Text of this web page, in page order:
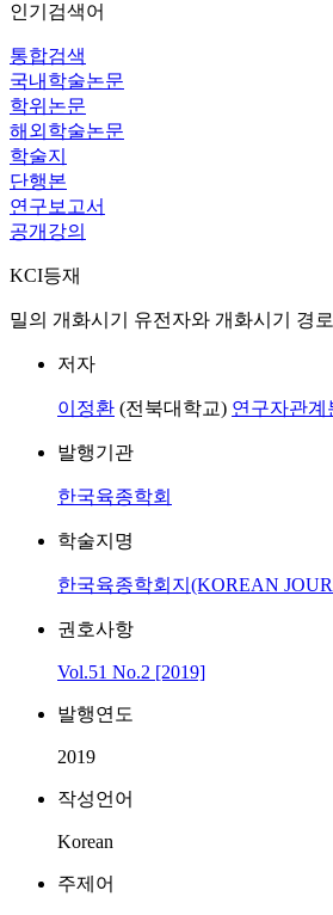
인기검색어
통합검색
국내학술논문
학위논문
해외학술논문
학술지
단행본
연구보고서
공개강의
KCI등재
밀의 개화시기 유전자와 개화시기 경로
저자
이정환 (전북대학교) 연구자관계
발행기관
한국육종학회
학술지명
한국육종학회지(KOREAN
권호사항
Vol.51 No.2 [2019]
발행연도
2019
작성언어
Korean
주제어